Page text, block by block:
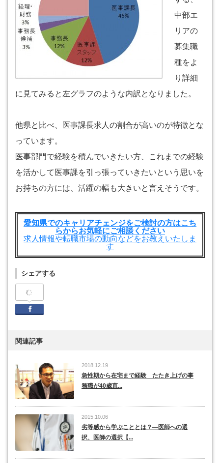
中部エ
リアの
募集職
種をよ
り詳細
に見てみると左グラフのような内訳となりました。
他県と比べ、医事課長求人の割合が高いのが特徴とな
っています。
医事部門で経験を積んでいきたい方、これまでの経験
を活かして医事課を引っ張っていきたいという思いを
お持ちの方には、活躍の幅も大きいと言えそうです。
愛知県でのキャリアチェンジをご検討の方はこち
らからお気軽にご相談ください‎
求人情報や転職市場の動向などをお教えいたしま
す
シェアする
関連記事
2018.12.19
急性期から在宅まで経験 たたき上げの事
務職が40歳直...
2015.10.06
劣等感から学ぶこととは？―医師への選
択、医師の選択【...